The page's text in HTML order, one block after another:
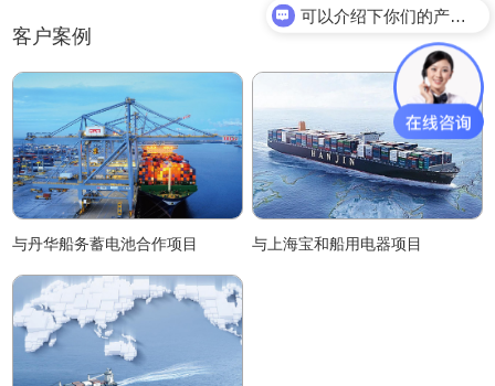
客户案例
与丹华船务蓄电池合作项目 与上海宝和船用电器项目
可以介绍下你们的产品么？